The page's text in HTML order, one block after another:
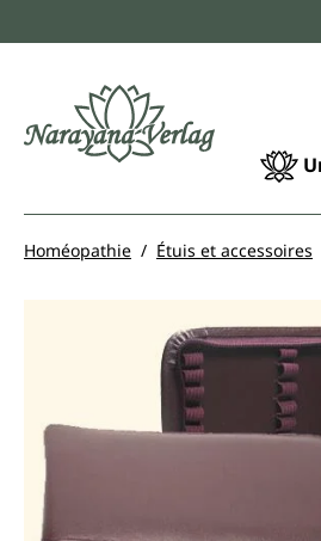
Homéopathie Étuis et accessoires